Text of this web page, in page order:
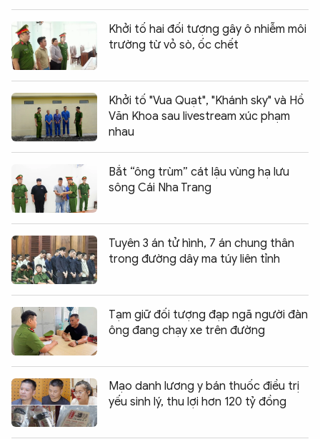
Khởi tố hai đối tượng gây ô nhiễm môi
trường từ vỏ sò, ốc chết
Khởi tố "Vua Quạt", "Khánh sky" và Hồ
Văn Khoa sau livestream xúc phạm
nhau
Bắt “ông trùm” cát lậu vùng hạ lưu
sông Cái Nha Trang
Tuyên 3 án tử hình, 7 án chung thân
trong đường dây ma túy liên tỉnh
Tạm giữ đối tượng đạp ngã người đàn
ông đang chạy xe trên đường
Mạo danh lương y bán thuốc điều trị
yếu sinh lý, thu lợi hơn 120 tỷ đồng